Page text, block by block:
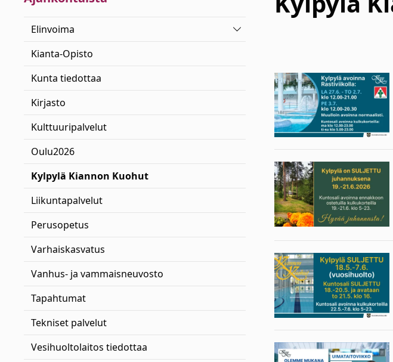
Elinvoima
Vaihda alasvetovalikkoa
Kianta-Opisto
Kunta tiedottaa
Kirjasto
Kulttuuripalvelut
Oulu2026
Kylpylä Kiannon Kuohut
Liikuntapalvelut
Perusopetus
Varhaiskasvatus
Vanhus- ja vammaisneuvosto
Tapahtumat
Tekniset palvelut
Vesihuoltolaitos tiedottaa